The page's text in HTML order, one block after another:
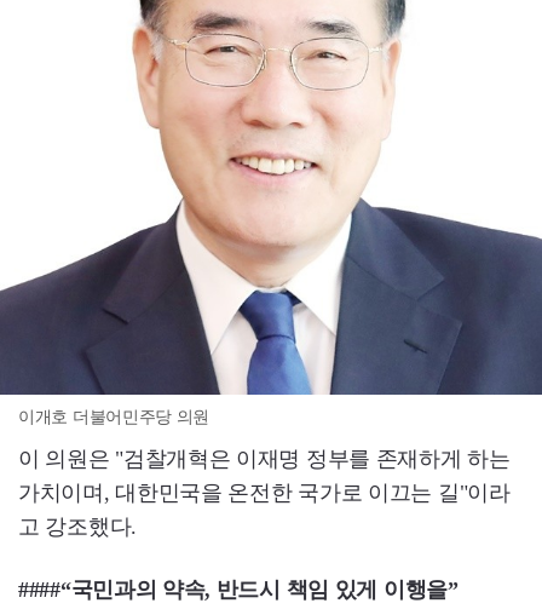
이개호 더불어민주당 의원
이 의원은 "검찰개혁은 이재명 정부를 존재하게 하는
가치이며, 대한민국을 온전한 국가로 이끄는 길"이라
고 강조했다.
####“국민과의 약속, 반드시 책임 있게 이행을”